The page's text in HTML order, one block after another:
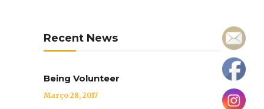
Recent News
Being Volunteer
Março 28, 2017